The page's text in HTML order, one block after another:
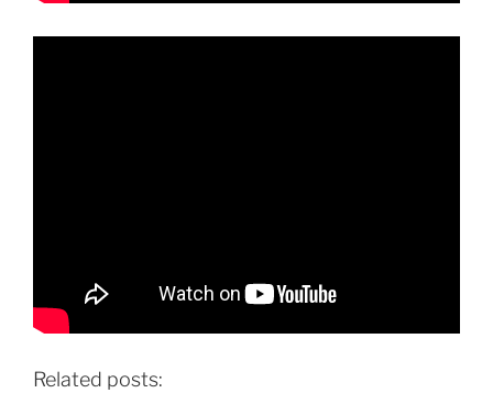
Related posts: